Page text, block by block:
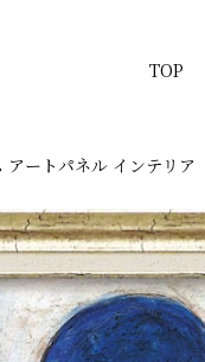
TOP
ートパネル インテリア